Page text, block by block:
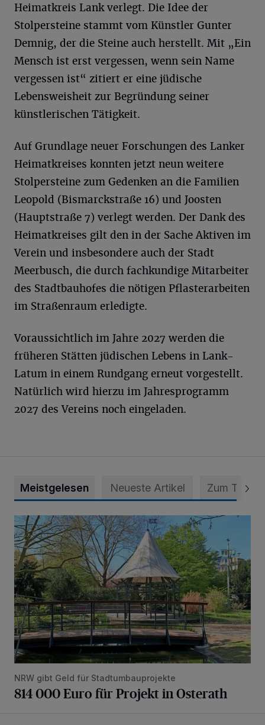
Heimatkreis Lank verlegt. Die Idee der
Stolpersteine stammt vom Künstler Gunter
Demnig, der die Steine auch herstellt. Mit „Ein
Mensch ist erst vergessen, wenn sein Name
vergessen ist“ zitiert er eine jüdische
Lebensweisheit zur Begründung seiner
künstlerischen Tätigkeit.
Auf Grundlage neuer Forschungen des Lanker
Heimatkreises konnten jetzt neun weitere
Stolpersteine zum Gedenken an die Familien
Leopold (Bismarckstraße 16) und Joosten
(Hauptstraße 7) verlegt werden. Der Dank des
Heimatkreises gilt den in der Sache Aktiven im
Verein und insbesondere auch der Stadt
Meerbusch, die durch fachkundige Mitarbeiter
des Stadtbauhofes die nötigen Pflasterarbeiten
im Straßenraum erledigte.
Voraussichtlich im Jahre 2027 werden die
früheren Stätten jüdischen Lebens in Lank-
Latum in einem Rundgang erneut vorgestellt.
Natürlich wird hierzu im Jahresprogramm
2027 des Vereins noch eingeladen.
Meistgelesen Neueste Artikel Zum Thema
814 000 Euro für Projekt in Osterath
NRW gibt Geld für Stadtumbauprojekte
814 000 Euro für Projekt in Osterath